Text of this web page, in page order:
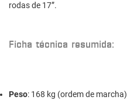
rodas de 17”.
Ficha técnica resumida:
Peso: 168 kg (ordem de marcha)